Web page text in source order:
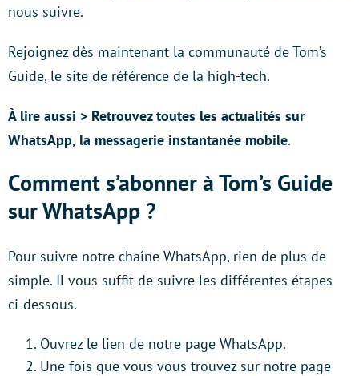
nous suivre.
Rejoignez dès maintenant la communauté de Tom’s
Guide, le site de référence de la high-tech.
À lire aussi > Retrouvez toutes les actualités sur
WhatsApp, la messagerie instantanée mobile.
Comment s’abonner à Tom’s Guide
sur WhatsApp ?
Pour suivre notre chaîne WhatsApp, rien de plus de
simple. Il vous suffit de suivre les différentes étapes
ci-dessous.
Ouvrez le lien de notre page WhatsApp.
Une fois que vous vous trouvez sur notre page